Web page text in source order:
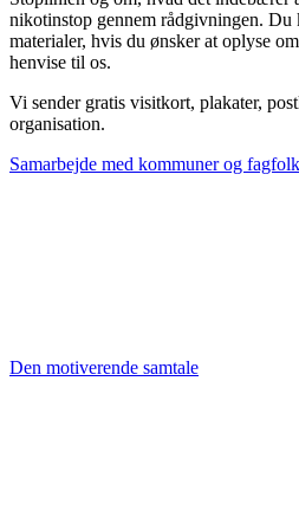
nikotinstop gennem rådgivningen. Du
materialer, hvis du ønsker at oplyse
henvise til os.
Vi sender gratis visitkort, plakater,
organisation.
Samarbejde med kommuner og fagfolk
Den motiverende samtale